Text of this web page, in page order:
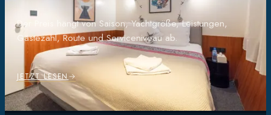
Der Preis hängt von Saison, Yachtgröße, Leistungen,
Gästezahl, Route und Serviceniveau ab.
JETZT LESEN